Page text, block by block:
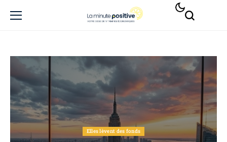
Elles lèvent des fonds